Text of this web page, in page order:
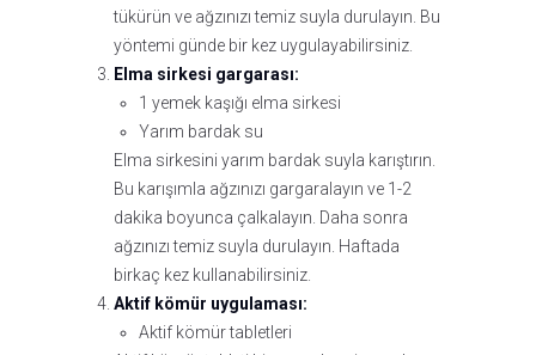
tükürün ve ağzınızı temiz suyla durulayın. Bu
yöntemi günde bir kez uygulayabilirsiniz.
Elma sirkesi gargarası:
1 yemek kaşığı elma sirkesi
Yarım bardak su
Elma sirkesini yarım bardak suyla karıştırın.
Bu karışımla ağzınızı gargaralayın ve 1-2
dakika boyunca çalkalayın. Daha sonra
ağzınızı temiz suyla durulayın. Haftada
birkaç kez kullanabilirsiniz.
Aktif kömür uygulaması:
Aktif kömür tabletleri